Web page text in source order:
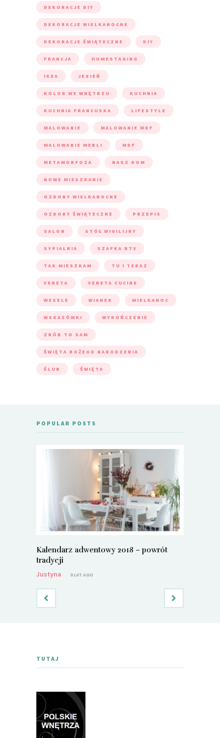
DEKORACJE DIY
DEKORACJE WIELKANOCNE
DEKORACJE ŚWIĄTECZNE DIY
FRANCJA HOMESTAGING
IKEA JESIEŃ
KOLOR WE WNĘTRZU KUCHNIA
KUCHNIA FRANCUSKA LIFESTYLE
MALOWANIE MALOWANIE MDF
MALOWANIE MEBLI MDF
METAMORFOZA NASZ DOM
NOWE MIESZKANIE
OZDOBY WIELKANOCNE
OZDOBY ŚWIĄTECZNE PRZEPIS
SALON STÓŁ WIGILIJNY
SYPIALNIA SZAFKA RTV
TAK MIESZKAM TU I TERAZ
VENETA VENETA CUCINE
WESELE WIANEK WIELKANOC
WSKAZÓWKI WYKOŃCZENIE
ZRÓB TO SAM
ŚWIĘTA BOŻEGO NARODZENIA
ŚLUB ŚWIĘTA
POPULAR POSTS
Kalendarz adwentowy 2018 – powrót
tradycji
Justyna
8 LAT AGO
TUTAJ